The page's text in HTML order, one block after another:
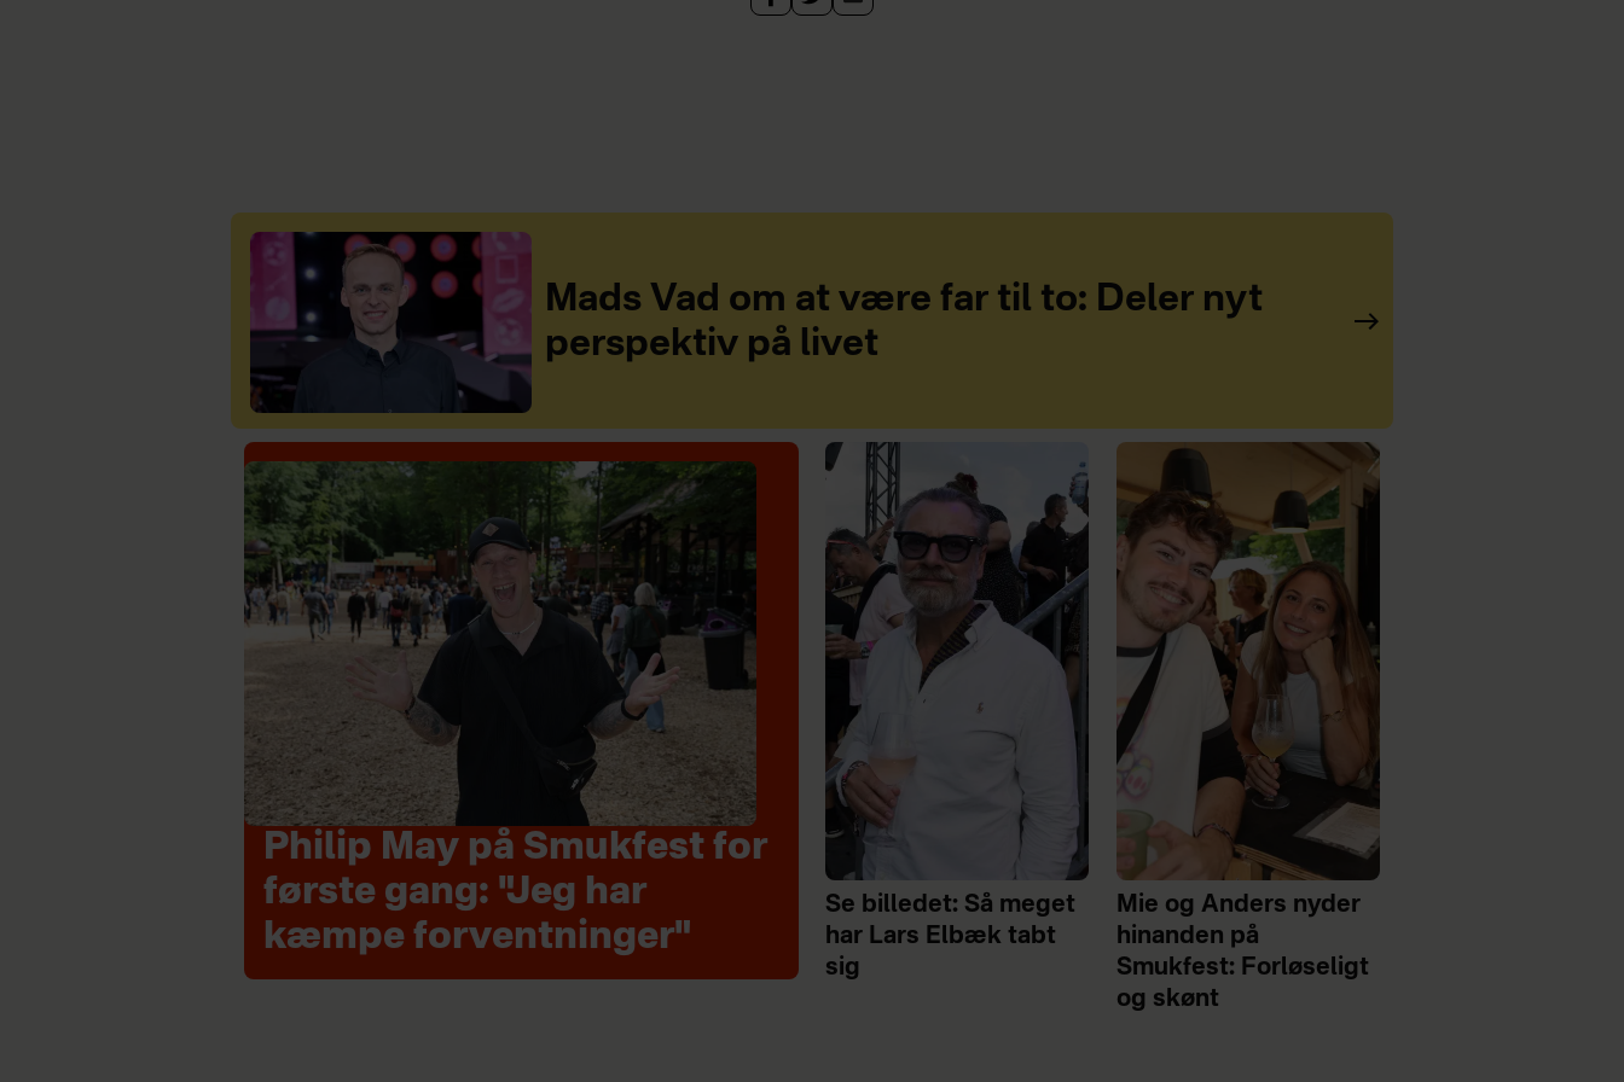
Mads Vad om at være far til to: Deler nyt
perspektiv på livet
Philip May på Smukfest for
første gang: "Jeg har
kæmpe forventninger"
Se billedet: Så meget
har Lars Elbæk tabt
sig
Mie og Anders nyder
hinanden på
Smukfest: Forløseligt
og skønt